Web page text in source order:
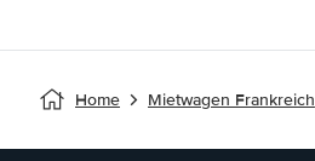
Home Mietwagen Frankreich